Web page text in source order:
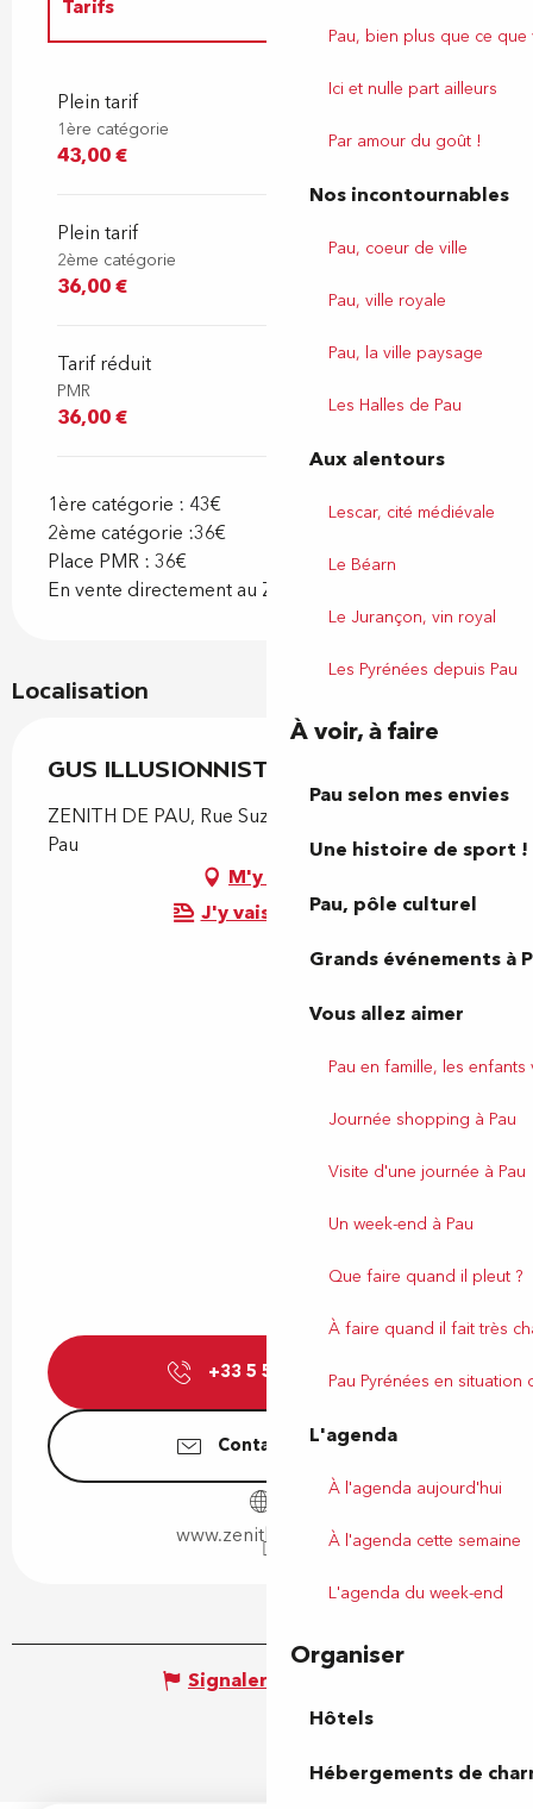
Pau, bien plus que ce
Ici et nulle part ailleurs
Par amour du goût !
Nos incontournables
Pau, coeur de ville
Pau, ville royale
Pau, la ville paysage
Les Halles de Pau
Aux alentours
Lescar, cité médiévale
Le Béarn
Le Jurançon, vin royal
Les Pyrénées depuis Pau
À voir, à faire
Pau selon mes envies
Une histoire de sport !
Pau, pôle culturel
Grands événements à
Vous allez aimer
Pau en famille, les
Journée shopping à Pau
Visite d'une journée à Pau
Un week-end à Pau
Que faire quand il pleut ?
À faire quand il fait très
Pau Pyrénées en situation
L'agenda
À l'agenda aujourd'hui
À l'agenda cette semaine
L'agenda du week-end
Organiser
Hôtels
Hébergements de
Tarifs
Plein tarif
1ère catégorie
43,00 €
Plein tarif
2ème catégorie
36,00 €
Tarif réduit
PMR
36,00 €
1ère catégorie : 43€
2ème catégorie :36€
Place PMR : 36€
En vente directement au Zénith.
Localisation
GUS ILLUSIONNISTE
ZENITH DE PAU, Rue Suzanne Bacarisse, 64000
Pau
M'y rendre
J'y vais en train !
+33 5 59 80 77 ▒▒
Contactez-nous
www.zenith-pau.com
Signaler une erreur